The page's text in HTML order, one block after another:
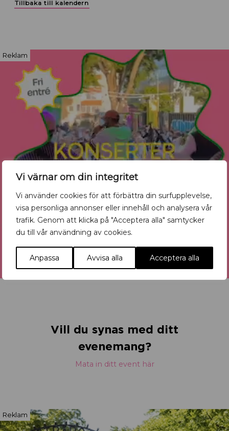
Vi värnar om din integritet
Vi använder cookies för att förbättra din surfupplevelse,
visa personliga annonser eller innehåll och analysera vår
trafik. Genom att klicka på "Acceptera alla" samtycker
du till vår användning av cookies.
Anpassa Avvisa alla Acceptera alla
Tillbaka till kalendern
Reklam
Vill du synas med ditt
evenemang?
Mata in ditt event här
Reklam